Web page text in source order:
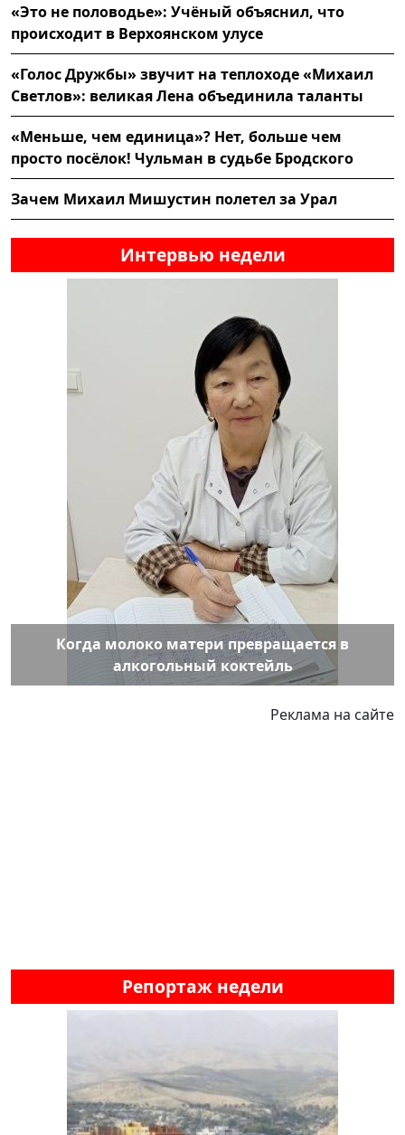
«Это не половодье»: Учёный объяснил, что
происходит в Верхоянском улусе
«Голос Дружбы» звучит на теплоходе «Михаил
Светлов»: великая Лена объединила таланты
«Меньше, чем единица»? Нет, больше чем
просто посёлок! Чульман в судьбе Бродского
Зачем Михаил Мишустин полетел за Урал
Интервью недели
Когда молоко матери превращается в
алкогольный коктейль
Реклама на сайте
Репортаж недели